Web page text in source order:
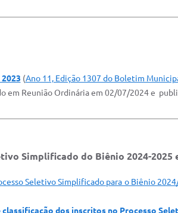
2023 (Ano 11, Edição 1307 do Boletim
em Reunião Ordinária em 02/07/2024 e
Simplificado do Biênio 2024-2025
Seletivo Simplificado para o Biênio
dos inscritos no Processo